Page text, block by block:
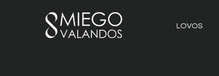
LOVOS